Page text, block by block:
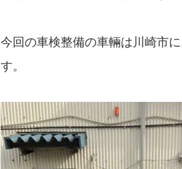
今回の車検整備の車輛は川崎市
す。